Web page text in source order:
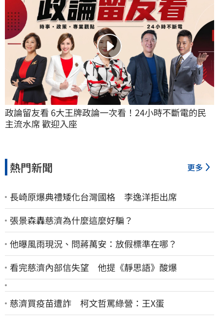
政論留友看 6大王牌政論一次看！24小時不斷電的民
主流水席 歡迎入座
熱門新聞 更多
長崎原爆典禮矮化台灣國格 李逸洋拒出席
張景森轟慈濟為什麼這麼好騙？
他曝風雨現況、問蔣萬安：放假標準在哪？
看完慈濟內部信失望 他提《靜思語》酸爆
慈濟買疫苗遭詐 柯文哲罵綠營：王X蛋